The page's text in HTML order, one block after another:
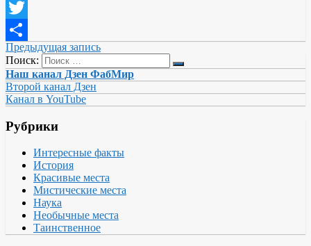
Facebook
Twitter
Отправить
Предыдущая запись
Поиск:
Наш канал Дзен ФабМир
Второй канал Дзен
Канал в YouTube
Рубрики
Интересные факты
История
Красивые места
Мистические места
Наука
Необычные места
Таинственное